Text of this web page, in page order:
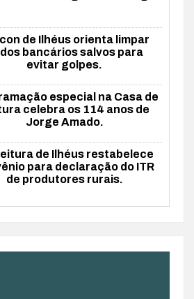
de Ilhéus orienta limpar
bancários salvos para
evitar golpes.
especial na Casa de
celebra os 114 anos de
Jorge Amado.
de Ilhéus restabelece
para declaração do ITR
de produtores rurais.